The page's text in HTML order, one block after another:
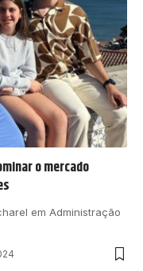
o mercado
em Administração